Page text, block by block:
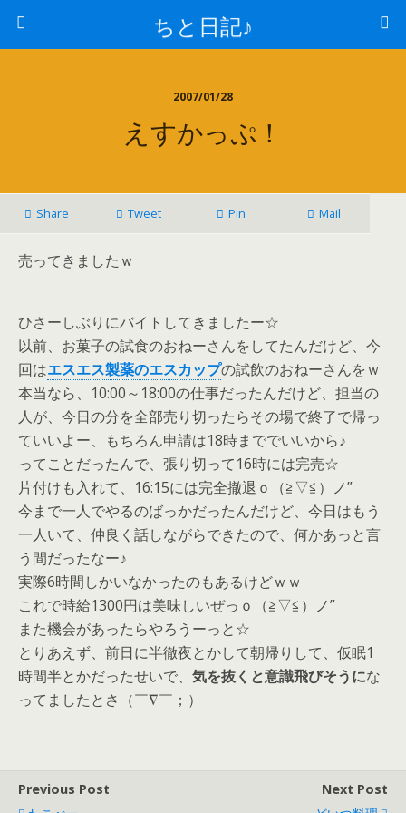
ちと日記♪
2007/01/28
えすかっぷ！
Share Tweet Pin Mail
売ってきましたｗ
ひさーしぶりにバイトしてきましたー☆
以前、お菓子の試食のおねーさんをしてたんだけど、今
回はエスエス製薬のエスカップの試飲のおねーさんをｗ
本当なら、10:00～18:00の仕事だったんだけど、担当の
人が、今日の分を全部売り切ったらその場で終了で帰っ
ていいよー、もちろん申請は18時まででいいから♪
ってことだったんで、張り切って16時には完売☆
片付けも入れて、16:15には完全撤退ｏ（≧▽≦）ノ”
今まで一人でやるのばっかだったんだけど、今日はもう
一人いて、仲良く話しながらできたので、何かあっと言
う間だったなー♪
実際6時間しかいなかったのもあるけどｗｗ
これで時給1300円は美味しいぜっｏ（≧▽≦）ノ”
また機会があったらやろうーっと☆
とりあえず、前日に半徹夜とかして朝帰りして、仮眠1
時間半とかだったせいで、 気を抜くと意識飛びそうにな
ってましたとさ（￣∇￣；）
Previous Post
Next Post